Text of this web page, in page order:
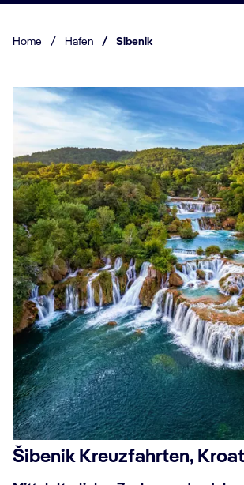
Home / Hafen / Sibenik
Šibenik Kreuzfahrten,